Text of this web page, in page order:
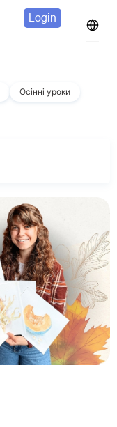
Login
Осінні уроки